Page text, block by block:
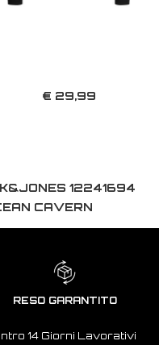
€ 29,99
12241694
CAVERN
RESO GARANTITO
14 Giorni Lavorativi